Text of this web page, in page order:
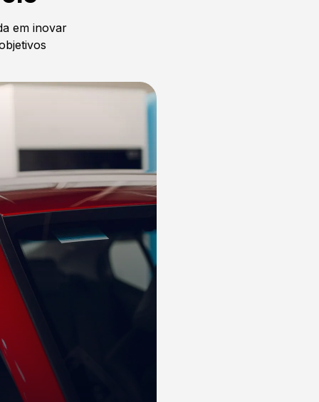
em inovar